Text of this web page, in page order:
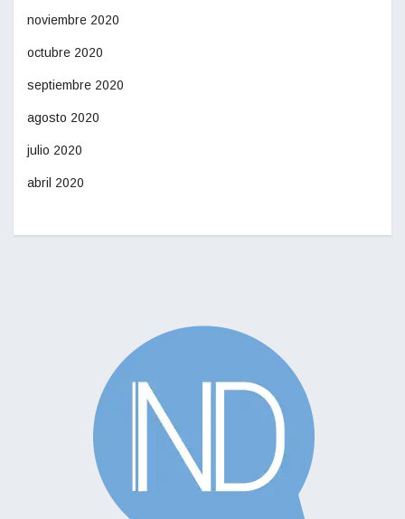
noviembre 2020
octubre 2020
septiembre 2020
agosto 2020
julio 2020
abril 2020